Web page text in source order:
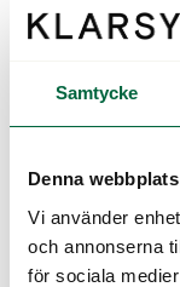
Samtycke
Denna
Vi använder
och annonserna
för sociala